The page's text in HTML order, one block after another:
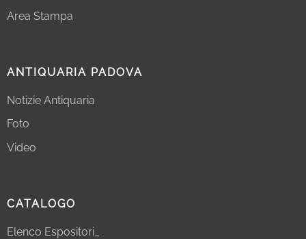
Area Stampa
ANTIQUARIA PADOVA
Notizie Antiquaria
Foto
Video
CATALOGO
Elenco Espositori_